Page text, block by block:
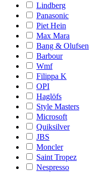
Lindberg
Panasonic
Piet Hein
Max Mara
Bang & Olufsen
Barbour
Wmf
Filippa K
OPI
Haglöfs
Style Masters
Microsoft
Quiksilver
JBS
Moncler
Saint Tropez
Nespresso